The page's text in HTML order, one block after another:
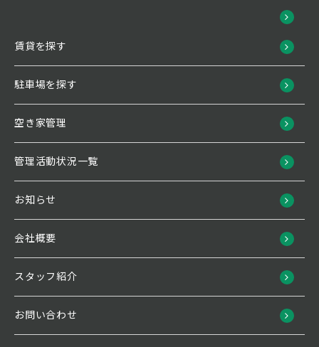
賃貸を探す
駐車場を探す
空き家管理
管理活動状況一覧
お知らせ
会社概要
スタッフ紹介
お問い合わせ